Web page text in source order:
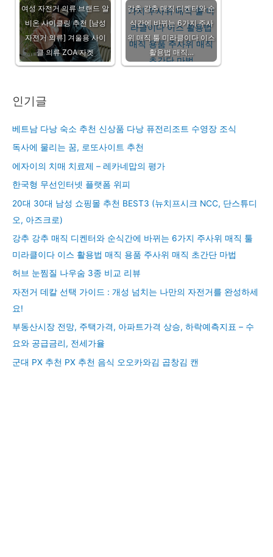
여성 자전거 의류 브랜드 알
비온 사이클링 추천 [남성
자전거 의류] 겨울용 사이
클 의류 ZOA 자켓
강추 강추 매직 디켄터와 순
식간에 바뀌는 6가지 주사
위 매직 툴 미라클이다 이스
활용법 매직…
인기글
베트남 다낭 숙소 추천 신상품 다낭 퓨전리조트 수영장 조식
독사에 물리는 꿈, 로또사이트 추천
에자이의 치매 치료제 – 레카네맙의 평가
한국형 무선인터넷 플랫폼 위피
20대 30대 남성 쇼핑몰 추천 BEST3 (뉴치프시크 NCC, 단스튜디
오, 아즈크로)
강추 강추 매직 디켄터와 순식간에 바뀌는 6가지 주사위 매직 툴
미라클이다 이스 활용법 매직 용품 주사위 매직 초간단 마법
허브 눈찜질 나우숨 3종 비교 리뷰
자전거 데칼 선택 가이드 : 개성 넘치는 나만의 자전거를 완성하세
요!
부동산시장 전망, 주택가격, 아파트가격 상승, 하락예측지표 – 수
요와 공급금리, 전세가율
군대 PX 추천 PX 추천 음식 오오카와김 곱창김 캔